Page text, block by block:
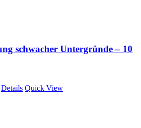
schwacher Untergründe – 10
Details Quick View